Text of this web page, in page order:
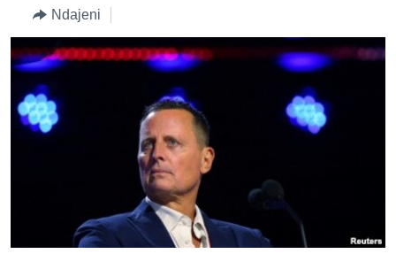
MJEDISI
KULTURË
SHKENCË DHE TEKNOLOGJI
SHËNDETËSI
INTERVISTA
Gjuhët
Ndajeni